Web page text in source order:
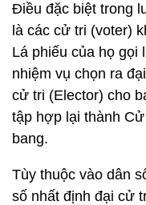
Điều đặc biệt trong
là các cử tri (voter)
Lá phiếu của họ gọi
nhiệm vụ chọn ra
cử tri (Elector) cho
tập hợp lại thành
bang.
Tùy thuộc vào dân
số nhất định đại cử